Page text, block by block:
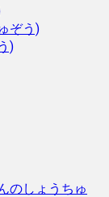
ぞう)
)
のしょうちゅ